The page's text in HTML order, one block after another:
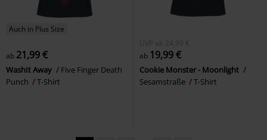
Auch in Plus Size
ab 21,99 €
WashIt Away
Five Finger Death
Punch
T-Shirt
UVP ab 24,99 €
ab 19,99 €
Cookie Monster - Moonlight
Sesamstraße
T-Shirt